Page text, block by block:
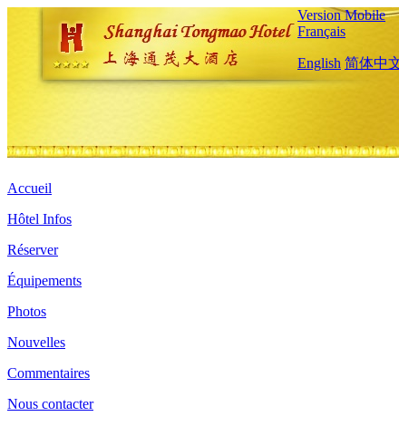
Version Mobile
Français
English 简体中
Accueil
Hôtel Infos
Réserver
Équipements
Photos
Nouvelles
Commentaires
Nous contacter